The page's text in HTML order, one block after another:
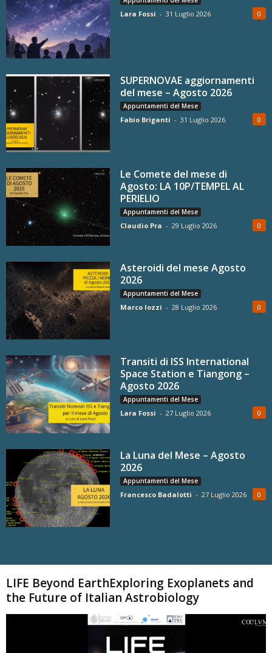
Lara Fossi - 31 Luglio 2026 0
SUPERNOVAE aggiornamenti
del mese – Agosto 2026
Appuntamenti del Mese
Fabio Briganti - 31 Luglio 2026 0
Le Comete del mese di
Agosto: LA 10P/TEMPEL AL
PERIELIO
Appuntamenti del Mese
Claudio Pra - 29 Luglio 2026 0
Asteroidi del mese Agosto
2026
Appuntamenti del Mese
Marco Iozzi - 28 Luglio 2026 0
Transiti di ISS International
Space Station e Tiangong –
Agosto 2026
Appuntamenti del Mese
Lara Fossi - 27 Luglio 2026 0
La Luna del Mese – Agosto
2026
Appuntamenti del Mese
Francesco Badalotti - 27 Luglio 2026 0
LIFE Beyond EarthExploring Exoplanets and
the Future of Italian Astrobiology